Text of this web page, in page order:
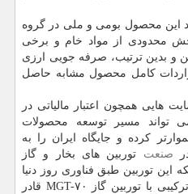
این محصول بومی و ملی در گروه
محدودی از مواد خام و برخی
و بدین ترتیب، صرفه جویی ارزی
کامل محصول مشابه حاصل
هایی همچون اعتبار مالیاتی در
تواند مسیر توسعه محصولات
کرده و جایگاه ایران را به
صنعت توربین های بخار و گاز
این توربین طبق فناوری روز دنیا
طراحی شده است و در چرخه ترکیبی با توربین گاز MGT-۷۰ قادر